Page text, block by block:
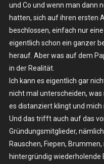
und Co und wenn man dann
hatten, sich auf ihren ersten
beschlossen, einfach nur
eigentlich schon ein ganzer
herauf. Aber was auf dem
in der Realität.
Ich kann es eigentlich gar
nicht mal unterscheiden,
es distanziert klingt und mich
Und das trifft auch auf das
Gründungsmitglieder,
Rauschen, Fiepen,
hintergründig wiederholende